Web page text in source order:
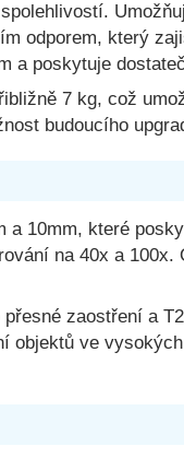
odporem, který
a poskytuje
7 kg, což
budoucího
10mm, které
na 40x a
zaostření a
objektů ve